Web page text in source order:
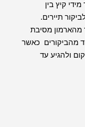
מחדריו. וכך מידי קיץ בין
תיירים.
מהארמון מסיבת
מהביקורים כאשר
ולהגיע עד